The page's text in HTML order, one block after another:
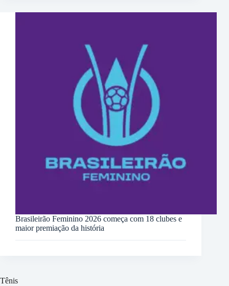
Brasileirão Feminino 2026 começa com 18 clubes e
maior premiação da história
Tênis